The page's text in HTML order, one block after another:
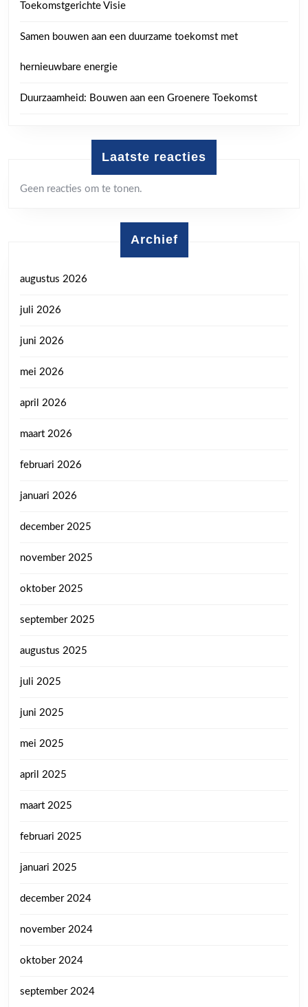
Toekomstgerichte Visie
Samen bouwen aan een duurzame toekomst met
hernieuwbare energie
Duurzaamheid: Bouwen aan een Groenere Toekomst
Laatste reacties
Geen reacties om te tonen.
Archief
augustus 2026
juli 2026
juni 2026
mei 2026
april 2026
maart 2026
februari 2026
januari 2026
december 2025
november 2025
oktober 2025
september 2025
augustus 2025
juli 2025
juni 2025
mei 2025
april 2025
maart 2025
februari 2025
januari 2025
december 2024
november 2024
oktober 2024
september 2024